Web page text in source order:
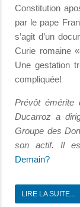
Constitution
par le pape
s’agit d’un
Curie romaine
Une gestation
compliquée!
Prévôt émérite
Ducarroz a
Groupe des
son actif. Il
Demain?
LIRE LA SUITE...